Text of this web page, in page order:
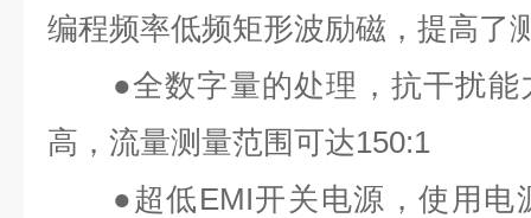
编程频率低频矩形波励磁，提高了
●全数字量的处理，抗干扰能
高，流量测量范围可达150:1
●超低EMI开关电源，使用电